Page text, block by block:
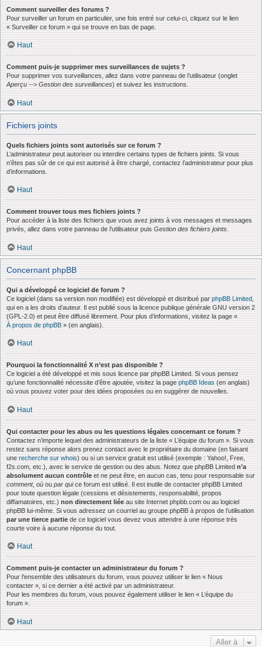
Comment surveiller des forums ?
Pour surveiller un forum en particulier, une fois entré sur celui-ci, cliquez sur le lien
« Surveiller ce forum » qui se trouve en bas de page.
Haut
Comment puis-je supprimer mes surveillances de sujets ?
Pour supprimer vos surveillances, allez dans votre panneau de l’utilisateur (onglet
Aperçu --> Gestion des surveillances) et suivez les instructions.
Haut
Fichiers joints
Quels fichiers joints sont autorisés sur ce forum ?
L’administrateur peut autoriser ou interdire certains types de fichiers joints. Si vous
n’êtes pas sûr de ce qui est autorisé à être chargé, contactez l’administrateur pour plus
d’informations.
Haut
Comment trouver tous mes fichiers joints ?
Pour accéder à la liste des fichiers que vous avez joints à vos messages et messages
privés, allez dans votre panneau de l’utilisateur puis Gestion des fichiers joints
Haut
Concernant phpBB
Qui a développé ce logiciel de forum ?
Ce logiciel (dans sa version non modifiée) est développé et distribué par phpBB Limited
qui en a les droits d’auteur. Il est publié sous la licence publique générale GNU version 2
(GPL-2.0) et peut être diffusé librement. Pour plus d’informations, visitez la page «
À propos de phpBB » (en anglais).
Haut
Pourquoi la fonctionnalité X n’est pas disponible ?
Ce logiciel a été développé et mis sous licence par phpBB Limited. Si vous pensez
qu’une fonctionnalité nécessite d’être ajoutée, visitez la page phpBB Ideas (en anglais)
où vous pouvez voter pour des idées proposées ou en suggérer de nouvelles.
Haut
Qui contacter pour les abus ou les questions légales concernant ce forum ?
Contactez n’importe lequel des administrateurs de la liste « L’équipe du forum ». Si vous
restez sans réponse alors prenez contact avec le propriétaire du domaine (en faisant
une recherche sur whois) ou si un service gratuit est utilisé (exemple : Yahoo!, Free,
f2s.com, etc.), avec le service de gestion ou des abus. Notez que phpBB Limited n’a
absolument aucun contrôle et ne peut être, en aucun cas, tenu pour responsable sur
comment, où ou par quice forum est utilisé. Il est inutile de contacter phpBB Limited
pour toute question légale (cessions et désistements, responsabilité, propos
diffamatoires, etc.) non directement liée au site Internet phpbb.com ou au logiciel
phpBB lui-même. Si vous adressez un courriel au groupe phpBB à propos de l’utilisation
par une tierce partie de ce logiciel vous devez vous attendre à une réponse très
courte voire à aucune réponse du tout.
Haut
Comment puis-je contacter un administrateur du forum ?
Pour l’ensemble des utilisateurs du forum, vous pouvez utiliser le lien « Nous
contacter », si ce dernier a été activé par un administrateur.
Pour les membres du forum, vous pouvez également utiliser le lien « L’équipe du
forum ».
Haut
Aller à